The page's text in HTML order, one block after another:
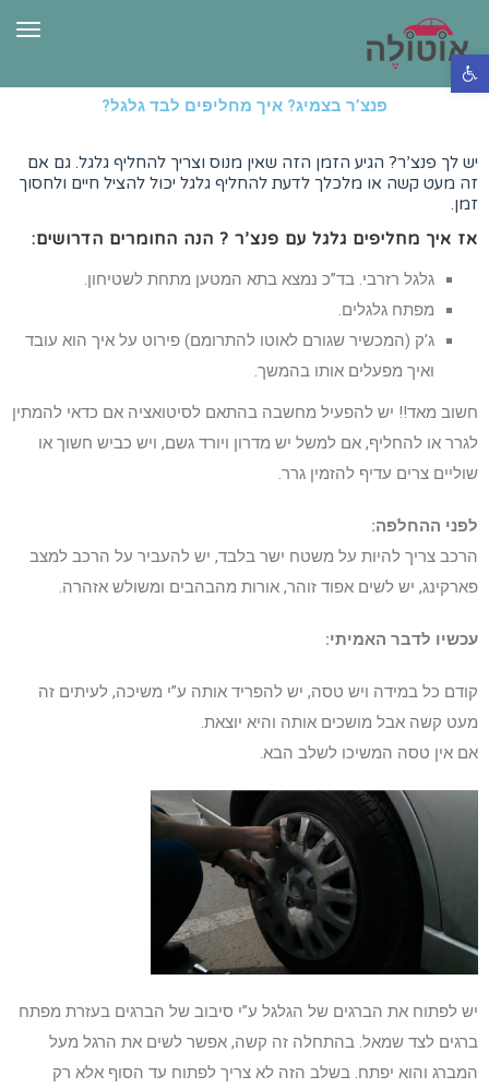
פתח סרגל נגישות
פנצ’ר בצמיג? איך מחליפים לבד גלגל?
יש לך פנצ’ר? הגיע הזמן הזה שאין מנוס וצריך להחליף גלגל. גם אם
זה מעט קשה או מלכלך לדעת להחליף גלגל יכול להציל חיים ולחסוך
זמן.
אז איך מחליפים גלגל עם פנצ’ר ? הנה החומרים הדרושים:
גלגל רזרבי. בד”כ נמצא בתא המטען מתחת לשטיחון.
מפתח גלגלים.
ג’ק (המכשיר שגורם לאוטו להתרומם) פירוט על איך הוא עובד
ואיך מפעלים אותו בהמשך.
חשוב מאד!! יש להפעיל מחשבה בהתאם לסיטואציה אם כדאי להמתין
לגרר או להחליף, אם למשל יש מדרון ויורד גשם, ויש כביש חשוך או
שוליים צרים עדיף להזמין גרר.
לפני ההחלפה:
הרכב צריך להיות על משטח ישר בלבד, יש להעביר על הרכב למצב
פארקינג, יש לשים אפוד זוהר, אורות מהבהבים ומשולש אזהרה.
עכשיו לדבר האמיתי:
קודם כל במידה ויש טסה, יש להפריד אותה ע”י משיכה, לעיתים זה
מעט קשה אבל מושכים אותה והיא יוצאת.
אם אין טסה המשיכו לשלב הבא.
יש לפתוח את הברגים של הגלגל ע”י סיבוב של הברגים בעזרת מפתח
ברגים לצד שמאל. בהתחלה זה קשה, אפשר לשים את הרגל מעל
המברג והוא יפתח. בשלב הזה לא צריך לפתוח עד הסוף אלא רק